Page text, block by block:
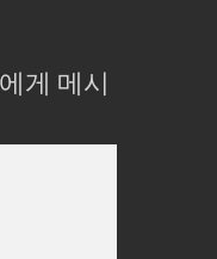
게 메시